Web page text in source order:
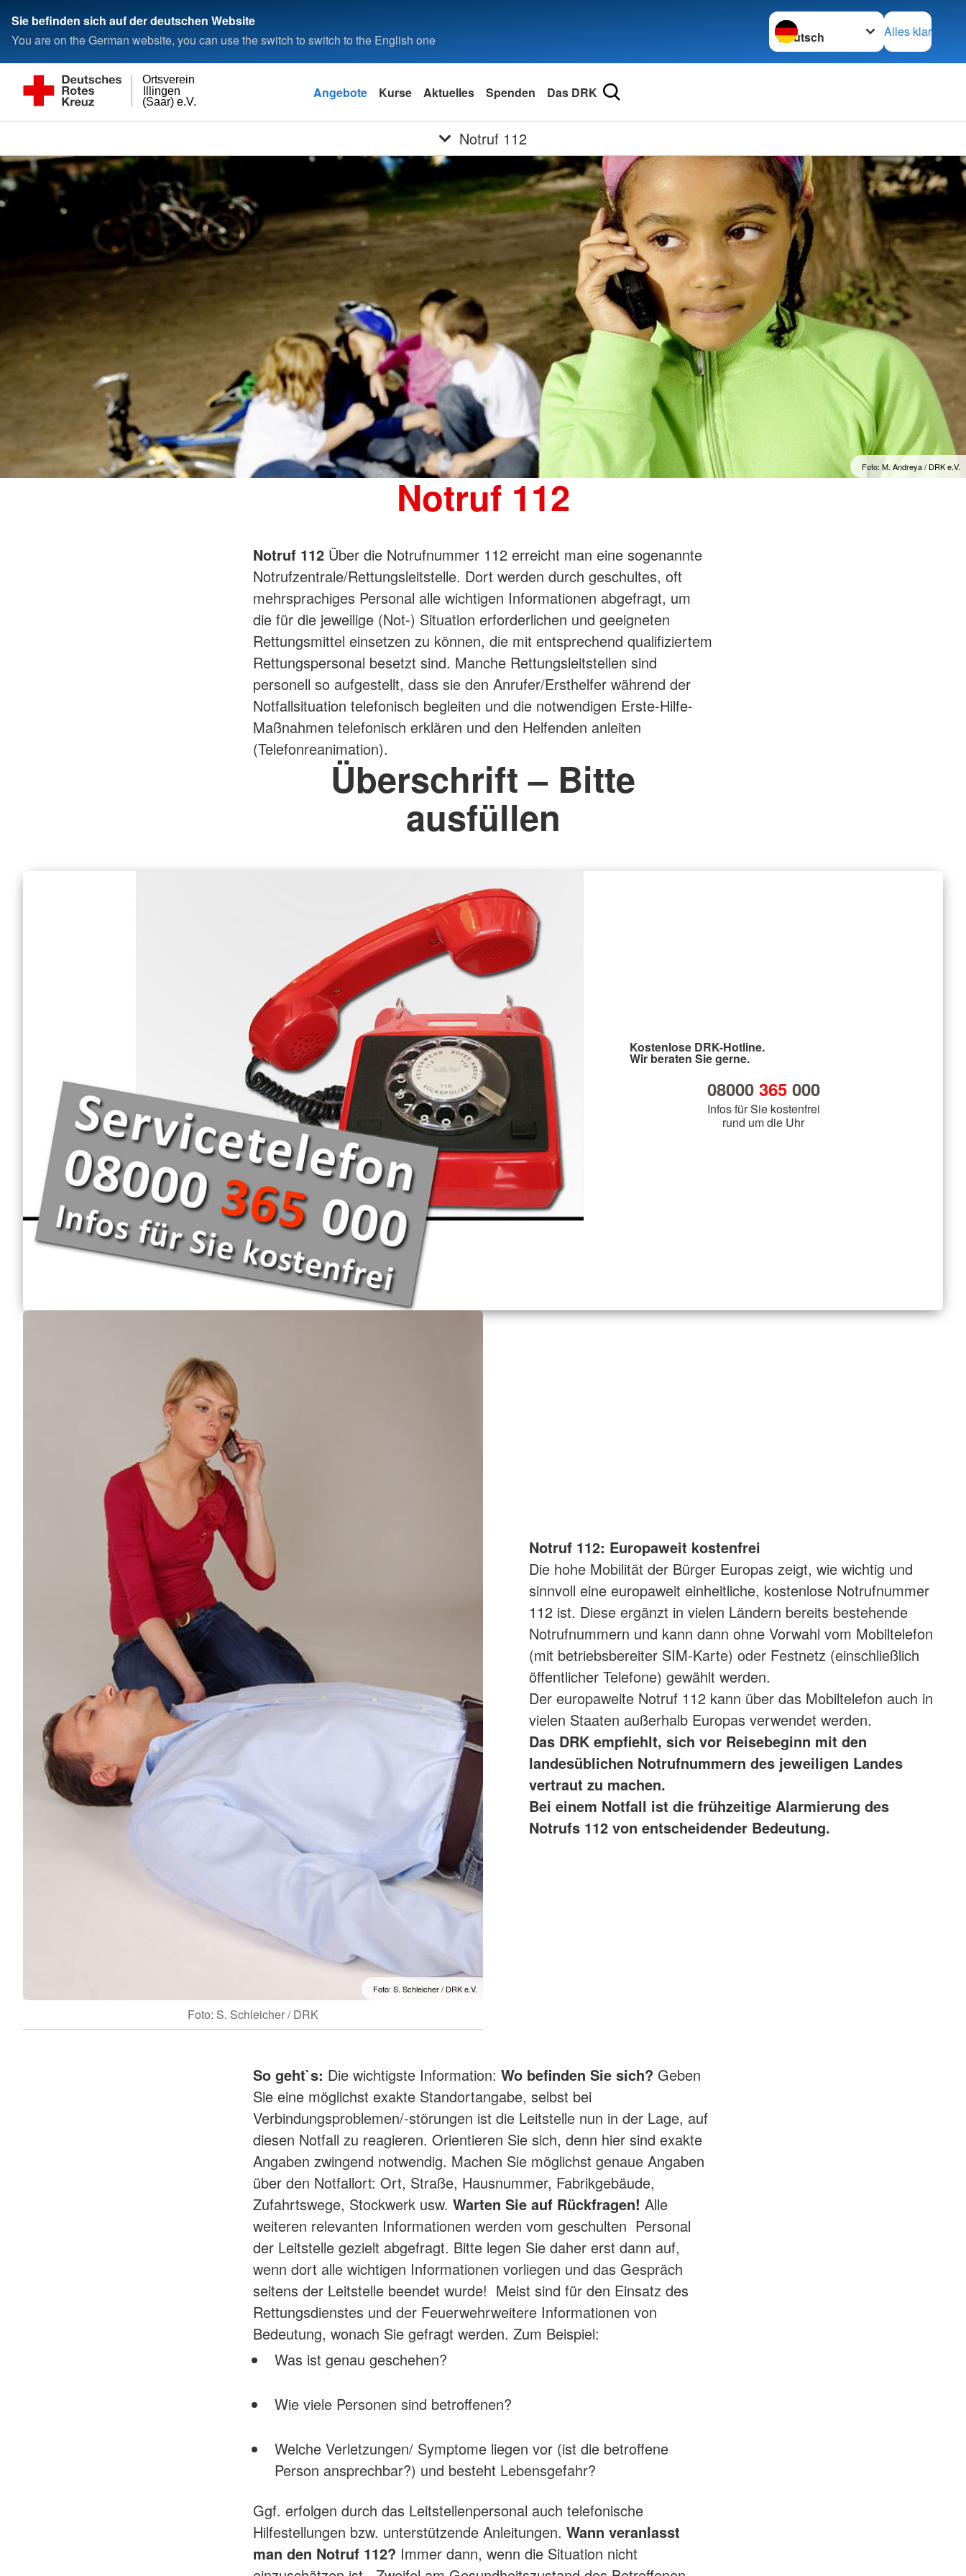
Sie befinden sich auf der deutschen Website
You are on the German website, you can use the switch to switch to the English one
Sprache wechseln zu
Alles klar
(Saar) e.V.
Illingen
Ortsverein
Angebote Kurse Aktuelles Spenden Das DRK
Notruf 112
Foto: M. Andreya / DRK e.V.
Notruf 112
Notruf 112 Über die Notrufnummer 112 erreicht man eine sogenannte
Notrufzentrale/Rettungsleitstelle. Dort werden durch geschultes, oft
mehrsprachiges Personal alle wichtigen Informationen abgefragt, um
die für die jeweilige (Not-) Situation erforderlichen und geeigneten
Rettungsmittel einsetzen zu können, die mit entsprechend qualifiziertem
Rettungspersonal besetzt sind. Manche Rettungsleitstellen sind
personell so aufgestellt, dass sie den Anrufer/Ersthelfer während der
Notfallsituation telefonisch begleiten und die notwendigen Erste-Hilfe-
Maßnahmen telefonisch erklären und den Helfenden anleiten
(Telefonreanimation).
Überschrift – Bitte
ausfüllen
Kostenlose DRK-Hotline.
Wir beraten Sie gerne.
08000 365000
Infos für Sie kostenfrei
rund um die Uhr
Foto: S. Schleicher / DRK e.V.
Foto: S. Schleicher / DRK
Notruf 112: Europaweit kostenfrei
Die hohe Mobilität der Bürger Europas zeigt, wie wichtig und
sinnvoll eine europaweit einheitliche, kostenlose Notrufnummer
112 ist. Diese ergänzt in vielen Ländern bereits bestehende
Notrufnummern und kann dann ohne Vorwahl vom Mobiltelefon
(mit betriebsbereiter SIM-Karte) oder Festnetz (einschließlich
öffentlicher Telefone) gewählt werden.
Der europaweite Notruf 112 kann über das Mobiltelefon auch in
vielen Staaten außerhalb Europas verwendet werden.
Das DRK empfiehlt, sich vor Reisebeginn mit den
landesüblichen Notrufnummern des jeweiligen Landes
vertraut zu machen.
Bei einem Notfall ist die frühzeitige Alarmierung des
Notrufs 112 von entscheidender Bedeutung.
So geht`s: Die wichtigste Information: Wo befinden Sie sich? Geben
Sie eine möglichst exakte Standortangabe, selbst bei
Verbindungsproblemen/-störungen ist die Leitstelle nun in der Lage, auf
diesen Notfall zu reagieren. Orientieren Sie sich, denn hier sind exakte
Angaben zwingend notwendig. Machen Sie möglichst genaue Angaben
über den Notfallort: Ort, Straße, Hausnummer, Fabrikgebäude,
Zufahrtswege, Stockwerk usw. Warten Sie auf Rückfragen! Alle
weiteren relevanten Informationen werden vom geschulten Personal
der Leitstelle gezielt abgefragt. Bitte legen Sie daher erst dann auf,
wenn dort alle wichtigen Informationen vorliegen und das Gespräch
seitens der Leitstelle beendet wurde! Meist sind für den Einsatz des
Rettungsdienstes und der Feuerwehrweitere Informationen von
Bedeutung, wonach Sie gefragt werden. Zum Beispiel:
Was ist genau geschehen?
Wie viele Personen sind betroffenen?
Welche Verletzungen/ Symptome liegen vor (ist die betroffene
Person ansprechbar?) und besteht Lebensgefahr?
Ggf. erfolgen durch das Leitstellenpersonal auch telefonische
Hilfestellungen bzw. unterstützende Anleitungen. Wann veranlasst
man den Notruf 112? Immer dann, wenn die Situation nicht